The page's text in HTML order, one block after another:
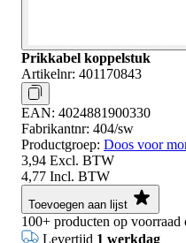
Prikkabel koppelstuk
Artikelnr: 401170843
EAN: 4024881900330
Fabrikantnr: 404/sw
Productgroep: Doos voor
3,94 Excl. BTW
4,77 Incl. BTW
Toevoegen aan lijst
100+ producten op voorraad
Levertijd 1 werkdag